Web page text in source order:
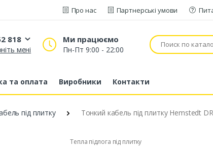
Про нас Партнерські умови
818
52 818
63 881
мені
Ми працюємо
Пн-Пт 9:00 - 22:00
та оплата Виробники Контакти
під плитку Тонкий кабель під плитку Hemstedt
Тепла підлога під плитку